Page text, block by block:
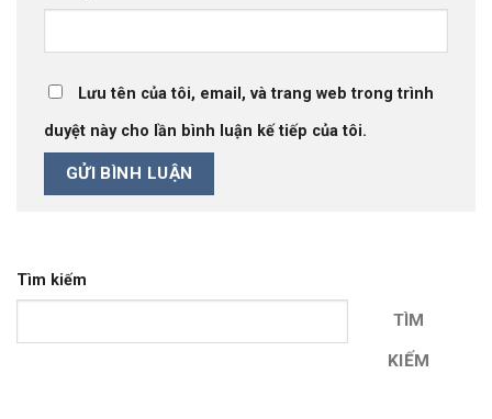
Lưu tên của tôi, email, và trang web trong trình
duyệt này cho lần bình luận kế tiếp của tôi.
Tìm kiếm
TÌM
KIẾM